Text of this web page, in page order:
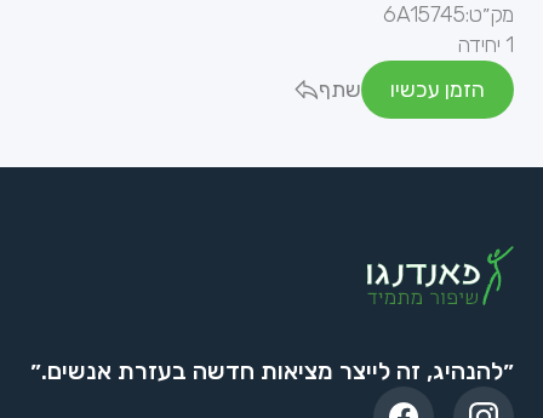
מק״ט:6A15745
1 יחידה
הזמן עכשיו
שתף
״להנהיג, זה לייצר מציאות חדשה בעזרת אנשים.״